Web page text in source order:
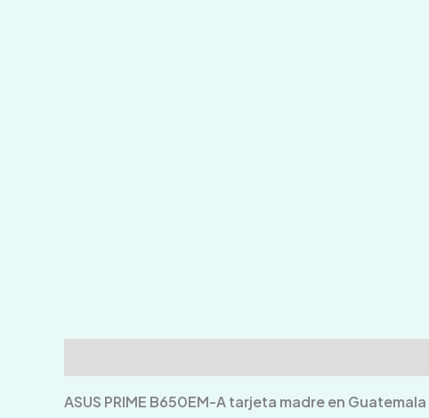
ASUS PRIME B650EM-A tarjeta madre en Guatemala